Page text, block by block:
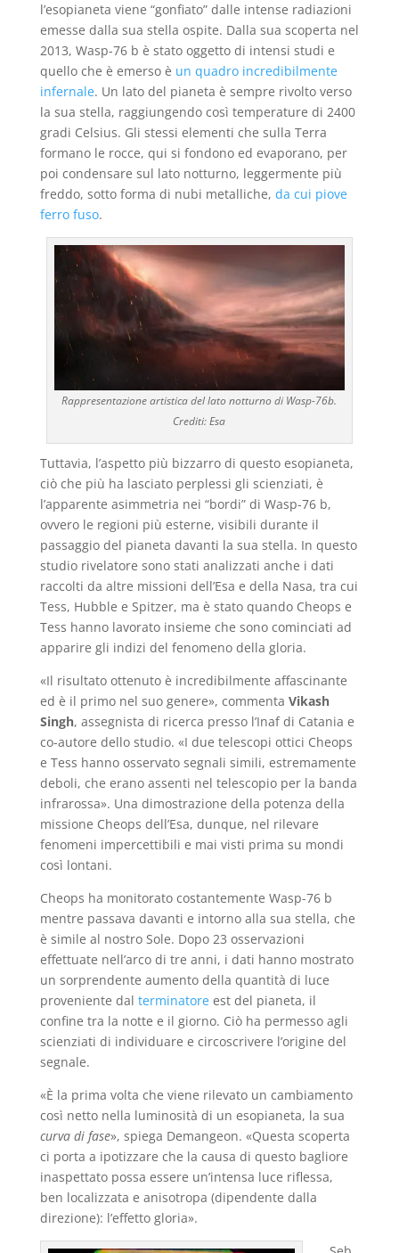
l’esopianeta viene “gonfiato” dalle intense radiazioni
emesse dalla sua stella ospite. Dalla sua scoperta nel
2013, Wasp-76 b è stato oggetto di intensi studi e
quello che è emerso è un quadro incredibilmente
infernale. Un lato del pianeta è sempre rivolto verso
la sua stella, raggiungendo così temperature di 2400
gradi Celsius. Gli stessi elementi che sulla Terra
formano le rocce, qui si fondono ed evaporano, per
poi condensare sul lato notturno, leggermente più
freddo, sotto forma di nubi metalliche, da cui piove
ferro fuso.
Rappresentazione artistica del lato notturno di Wasp-76b.
Crediti: Esa
Tuttavia, l’aspetto più bizzarro di questo esopianeta,
ciò che più ha lasciato perplessi gli scienziati, è
l’apparente asimmetria nei “bordi” di Wasp-76 b,
ovvero le regioni più esterne, visibili durante il
passaggio del pianeta davanti la sua stella. In questo
studio rivelatore sono stati analizzati anche i dati
raccolti da altre missioni dell’Esa e della Nasa, tra cui
Tess, Hubble e Spitzer, ma è stato quando Cheops e
Tess hanno lavorato insieme che sono cominciati ad
apparire gli indizi del fenomeno della gloria.
«Il risultato ottenuto è incredibilmente affascinante
ed è il primo nel suo genere», commenta Vikash
Singh, assegnista di ricerca presso l’Inaf di Catania e
co-autore dello studio. «I due telescopi ottici Cheops
e Tess hanno osservato segnali simili, estremamente
deboli, che erano assenti nel telescopio per la banda
infrarossa». Una dimostrazione della potenza della
missione Cheops dell’Esa, dunque, nel rilevare
fenomeni impercettibili e mai visti prima su mondi
così lontani.
Cheops ha monitorato costantemente Wasp-76 b
mentre passava davanti e intorno alla sua stella, che
è simile al nostro Sole. Dopo 23 osservazioni
effettuate nell’arco di tre anni, i dati hanno mostrato
un sorprendente aumento della quantità di luce
proveniente dal terminatoreest del pianeta, il
confine tra la notte e il giorno. Ciò ha permesso agli
scienziati di individuare e circoscrivere l’origine del
segnale.
«È la prima volta che viene rilevato un cambiamento
così netto nella luminosità di un esopianeta, la sua
curva di fase», spiega Demangeon. «Questa scoperta
ci porta a ipotizzare che la causa di questo bagliore
inaspettato possa essere un’intensa luce riflessa,
ben localizzata e anisotropa (dipendente dalla
direzione): l’effetto gloria».